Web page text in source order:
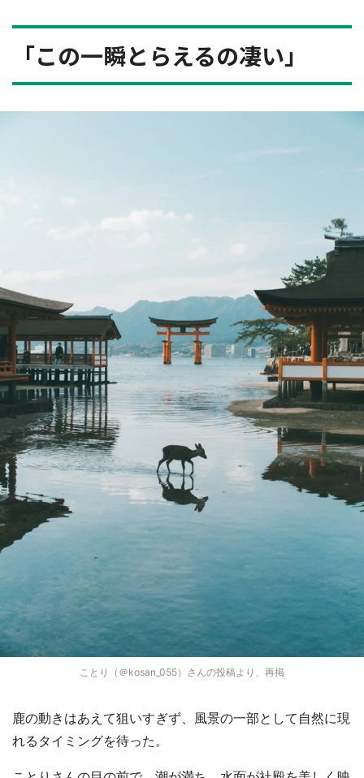
「この一瞬とらえるの凄い」
ことり（＠kosan_055）さんの投稿より、再掲
鹿の動きはあえて狙いすぎず、風景の一部として自然に現
れるタイミングを待った。